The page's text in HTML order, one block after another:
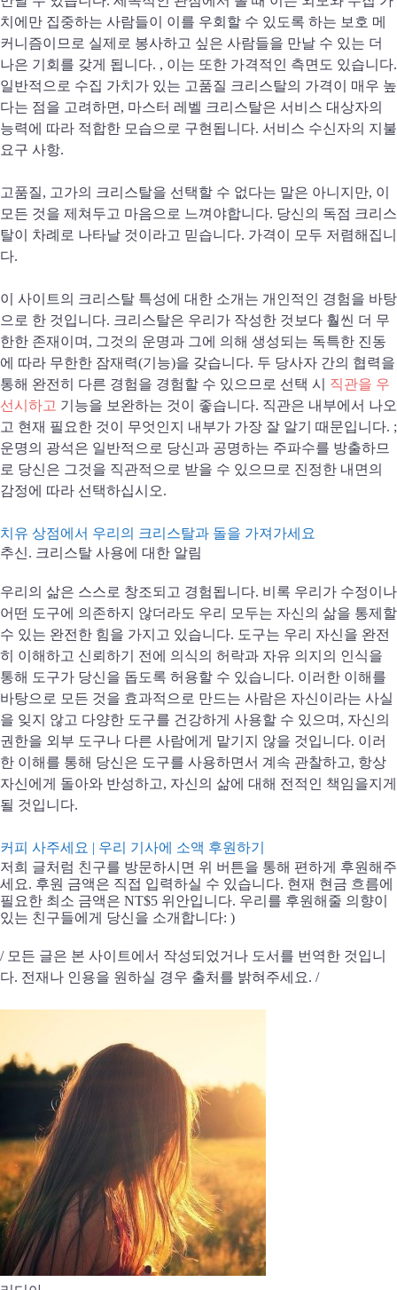
치에만 집중하는 사람들이 이를 우회할 수 있도록 하는 보호 메
커니즘이므로 실제로 봉사하고 싶은 사람들을 만날 수 있는 더
나은 기회를 갖게 됩니다. , 이는 또한 가격적인 측면도 있습니다.
일반적으로 수집 가치가 있는 고품질 크리스탈의 가격이 매우 높
다는 점을 고려하면, 마스터 레벨 크리스탈은 서비스 대상자의
능력에 따라 적합한 모습으로 구현됩니다. 서비스 수신자의 지불
요구 사항.
고품질, 고가의 크리스탈을 선택할 수 없다는 말은 아니지만, 이
모든 것을 제쳐두고 마음으로 느껴야합니다. 당신의 독점 크리스
탈이 차례로 나타날 것이라고 믿습니다. 가격이 모두 저렴해집니
다.
이 사이트의 크리스탈 특성에 대한 소개는 개인적인 경험을 바탕
으로 한 것입니다. 크리스탈은 우리가 작성한 것보다 훨씬 더 무
한한 존재이며, 그것의 운명과 그에 의해 생성되는 독특한 진동
에 따라 무한한 잠재력(기능)을 갖습니다. 두 당사자 간의 협력을
통해 완전히 다른 경험을 경험할 수 있으므로 선택 시 직관을 우
선시하고 기능을 보완하는 것이 좋습니다. 직관은 내부에서 나오
고 현재 필요한 것이 무엇인지 내부가 가장 잘 알기 때문입니다. ;
운명의 광석은 일반적으로 당신과 공명하는 주파수를 방출하므
로 당신은 그것을 직관적으로 받을 수 있으므로 진정한 내면의
감정에 따라 선택하십시오.
치유 상점에서 우리의 크리스탈과 돌을 가져가세요
추신. 크리스탈 사용에 대한 알림
우리의 삶은 스스로 창조되고 경험됩니다. 비록 우리가 수정이나
어떤 도구에 의존하지 않더라도 우리 모두는 자신의 삶을 통제할
수 있는 완전한 힘을 가지고 있습니다. 도구는 우리 자신을 완전
히 이해하고 신뢰하기 전에 의식의 허락과 자유 의지의 인식을
통해 도구가 당신을 돕도록 허용할 수 있습니다. 이러한 이해를
바탕으로 모든 것을 효과적으로 만드는 사람은 자신이라는 사실
을 잊지 않고 다양한 도구를 건강하게 사용할 수 있으며, 자신의
권한을 외부 도구나 다른 사람에게 맡기지 않을 것입니다. 이러
한 이해를 통해 당신은 도구를 사용하면서 계속 관찰하고, 항상
자신에게 돌아와 반성하고, 자신의 삶에 대해 전적인 책임을지게
될 것입니다.
커피 사주세요 | 우리 기사에 소액 후원하기
저희 글처럼 친구를 방문하시면 위 버튼을 통해 편하게 후원해주
세요. 후원 금액은 직접 입력하실 수 있습니다. 현재 현금 흐름에
필요한 최소 금액은 NT$5 위안입니다. 우리를 후원해줄 의향이
있는 친구들에게 당신을 소개합니다: )
/ 모든 글은 본 사이트에서 작성되었거나 도서를 번역한 것입니
다. 전재나 인용을 원하실 경우 출처를 밝혀주세요. /